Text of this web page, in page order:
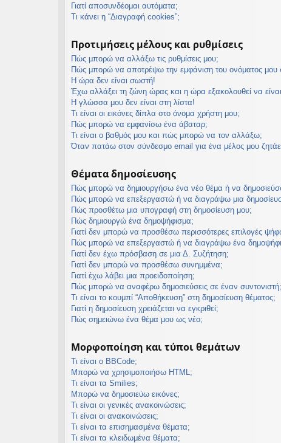
Γιατί αποσυνδέομαι αυτόματα;
Τι κάνει η “Διαγραφή cookies”;
Προτιμήσεις μέλους και ρυθμίσεις
Πώς μπορώ να αλλάξω τις ρυθμίσεις μου;
Πώς μπορώ να αποτρέψω την εμφάνιση του ονόματος μου
Η ώρα δεν είναι σωστή!
Έχω αλλάξει τη ζώνη ώρας και η ώρα εξακολουθεί να
Η γλώσσα μου δεν είναι στη λίστα!
Τι είναι οι εικόνες δίπλα στο όνομα χρήστη μου;
Πώς μπορώ να εμφανίσω ένα άβαταρ;
Τι είναι ο βαθμός μου και πώς μπορώ να τον αλλάξω;
Όταν πατάω στον σύνδεσμο email για ένα μέλος μου
Θέματα δημοσίευσης
Πώς μπορώ να δημιουργήσω ένα νέο θέμα ή να
Πώς μπορώ να επεξεργαστώ ή να διαγράψω μια
Πώς προσθέτω μια υπογραφή στη δημοσίευση μου;
Πώς δημιουργώ ένα δημοψήφισμα;
Γιατί δεν μπορώ να προσθέσω περισσότερες επιλογές
Πώς μπορώ να επεξεργαστώ ή να διαγράψω ένα
Γιατί δεν έχω πρόσβαση σε μια Δ. Συζήτηση;
Γιατί δεν μπορώ να προσθέσω συνημμένα;
Γιατί έχω λάβει μια προειδοποίηση;
Πώς μπορώ να αναφέρω δημοσιεύσεις σε έναν συντονιστή;
Τι είναι το κουμπί “Αποθήκευση” στη δημοσίευση θέματος;
Γιατί η δημοσίευση χρειάζεται να εγκριθεί;
Πώς σημειώνω ένα θέμα μου ως νέο;
Μορφοποίηση και τύποι θεμάτων
Τι είναι ο BBCode;
Μπορώ να χρησιμοποιήσω HTML;
Τι είναι τα Smilies;
Μπορώ να δημοσιεύω εικόνες;
Τι είναι οι γενικές ανακοινώσεις;
Τι είναι οι ανακοινώσεις;
Τι είναι τα επισημασμένα θέματα;
Τι είναι τα κλειδωμένα θέματα;